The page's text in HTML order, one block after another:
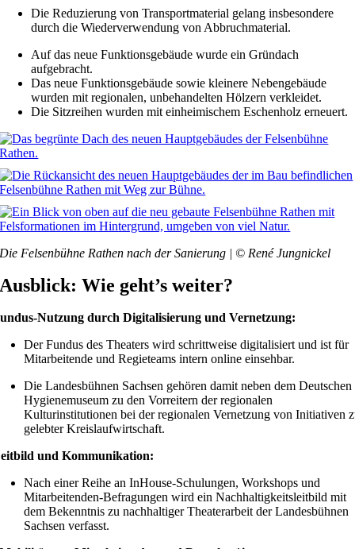
Die Reduzierung von Transportmaterial gelang insbesondere
durch die Wiederverwendung von Abbruchmaterial.
Auf das neue Funktionsgebäude wurde ein Gründach
aufgebracht.
Das neue Funktionsgebäude sowie kleinere Nebengebäude
wurden mit regionalen, unbehandelten Hölzern verkleidet.
Die Sitzreihen wurden mit einheimischem Eschenholz erneuert.
Die Felsenbühne Rathen nach der Sanierung | © René Jungnickel
Ausblick: Wie geht’s weiter?
Nutzung durch Digitalisierung und Vernetzung:
Der Fundus des Theaters wird schrittweise digitalisiert und ist für
Mitarbeitende und Regieteams intern online einsehbar.
Die Landesbühnen Sachsen gehören damit neben dem Deutschen
Hygienemuseum zu den Vorreitern der regionalen
Kulturinstitutionen bei der regionalen Vernetzung von Initiativen
gelebter Kreislaufwirtschaft.
und Kommunikation:
Nach einer Reihe an InHouse-Schulungen, Workshops und
Mitarbeitenden-Befragungen wird ein Nachhaltigkeitsleitbild mit
dem Bekenntnis zu nachhaltiger Theaterarbeit der Landesbühnen
Sachsen verfasst.